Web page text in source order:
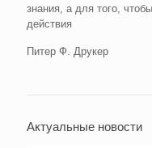
знания, а для того,
действия
Питер Ф. Друкер
Актуальные новости